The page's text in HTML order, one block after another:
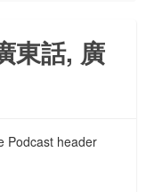
東話, 廣
Podcast header